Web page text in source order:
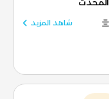
المحدث
شاهد المزيد